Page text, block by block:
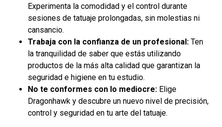
Experimenta la comodidad y el control durante
sesiones de tatuaje prolongadas, sin molestias ni
cansancio.
Trabaja con la confianza de un profesional: Ten
la tranquilidad de saber que estás utilizando
productos de la más alta calidad que garantizan la
seguridad e higiene en tu estudio.
No te conformes con lo mediocre: Elige
Dragonhawk y descubre un nuevo nivel de precisión,
control y seguridad en tu arte del tatuaje.